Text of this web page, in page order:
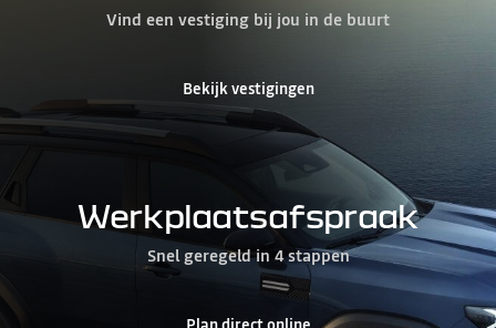
Vind een vestiging bij jou in de buurt
Bekijk vestigingen
Werkplaatsafspraak
Snel geregeld in 4 stappen